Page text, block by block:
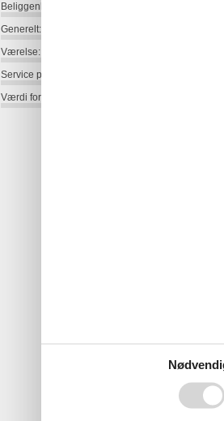
Beliggenhed:
Generelt:
Værelse:
Service på stedet:
Værdi for pengene: